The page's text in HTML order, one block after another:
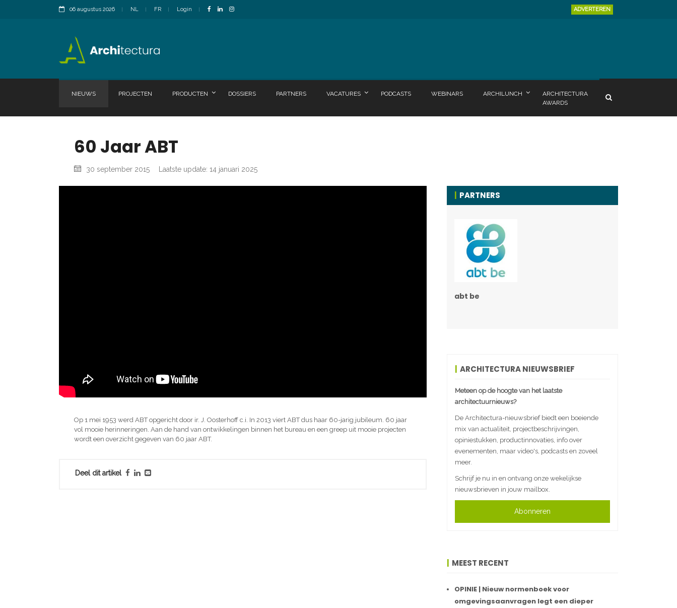
06 augustus 2026 NL FR Login ADVERTEREN
NIEUWS PROJECTEN PRODUCTEN DOSSIERS PARTNERS VACATURES PODCASTS WEBINARS ARCHILUNCH
ARCHITECTURA
AWARDS
60 Jaar ABT
30 september 2015 Laatste update: 14 januari 2025
Op 1 mei 1953 werd ABT opgericht door ir. J. Oosterhoff c.i. In 2013 viert ABT dus haar 60-jarig jubileum. 60 jaar
vol mooie herinneringen. Aan de hand van ontwikkelingen binnen het bureau en een greep uit mooie projecten
wordt een overzicht gegeven van 60 jaar ABT.
Deel dit artikel
PARTNERS
abt be
ARCHITECTURA NIEUWSBRIEF
Meteen op de hoogte van het laatste
architectuurnieuws?
De Architectura-nieuwsbrief biedt een boeiende
mix van actualiteit, projectbeschrijvingen,
opiniestukken, productinnovaties, info over
evenementen, maar video's, podcasts en zoveel
meer.
Schrijf je nu in en ontvang onze wekelijkse
nieuwsbrieven in jouw mailbox.
Abonneren
MEEST RECENT
OPINIE | Nieuw normenboek voor
omgevingsaanvragen legt een dieper